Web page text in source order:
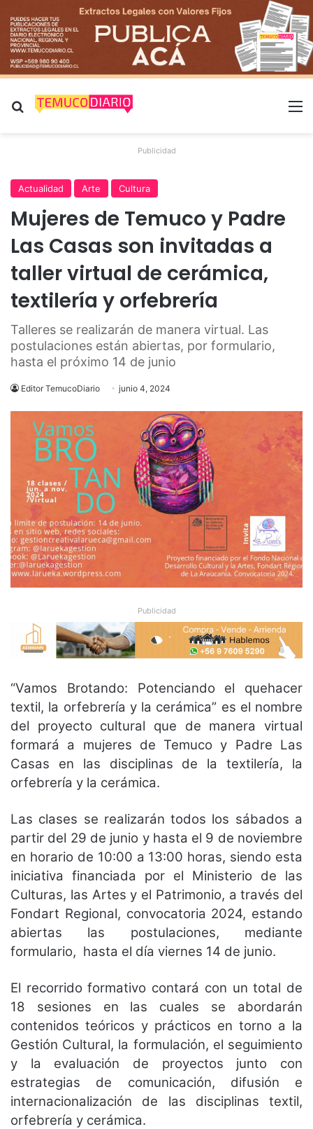
Buscar por
Publicidad
Actualidad Arte Cultura
Mujeres de Temuco y Padre
Las Casas son invitadas a
taller virtual de cerámica,
textilería y orfebrería
Talleres se realizarán de manera virtual. Las
postulaciones están abiertas, por formulario,
hasta el próximo 14 de junio
Editor TemucoDiario junio 4, 2024
Publicidad
“Vamos Brotando: Potenciando el quehacer
textil, la orfebrería y la cerámica” es el nombre
del proyecto cultural que de manera virtual
formará a mujeres de Temuco y Padre Las
Casas en las disciplinas de la textilería, la
orfebrería y la cerámica.
Las clases se realizarán todos los sábados a
partir del 29 de junio y hasta el 9 de noviembre
en horario de 10:00 a 13:00 horas, siendo esta
iniciativa financiada por el Ministerio de las
Culturas, las Artes y el Patrimonio, a través del
Fondart Regional, convocatoria 2024, estando
abiertas las postulaciones, mediante
formulario, hasta el día viernes 14 de junio.
El recorrido formativo contará con un total de
18 sesiones en las cuales se abordarán
contenidos teóricos y prácticos en torno a la
Gestión Cultural, la formulación, el seguimiento
y la evaluación de proyectos junto con
estrategias de comunicación, difusión e
internacionalización de las disciplinas textil,
orfebrería y cerámica.